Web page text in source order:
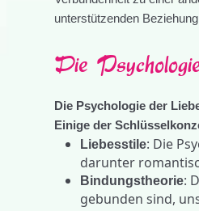
unterstützenden
Die
Die Psychologie der
Einige der
Liebesstile: Die
darunter
Bindungstheorie:
gebunden sind,